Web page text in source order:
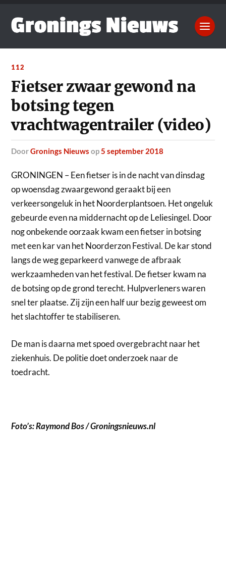
112
Fietser zwaar gewond na
botsing tegen
vrachtwagentrailer (video)
doorGronings Nieuws op5 september 2018
GRONINGEN – Een fietser is in de nacht van dinsdag
op woensdag zwaargewond geraakt bij een
verkeersongeluk in het Noorderplantsoen. Het ongeluk
gebeurde even na middernacht op de Leliesingel. Door
nog onbekende oorzaak kwam een fietser in botsing
met een kar van het Noorderzon Festival. De kar stond
langs de weg geparkeerd vanwege de afbraak
werkzaamheden van het festival. De fietser kwam na
de botsing op de grond terecht. Hulpverleners waren
snel ter plaatse. Zij zijn een half uur bezig geweest om
het slachtoffer te stabiliseren.
De man is daarna met spoed overgebracht naar het
ziekenhuis. De politie doet onderzoek naar de
toedracht.
Foto’s: Raymond Bos / Groningsnieuws.nl